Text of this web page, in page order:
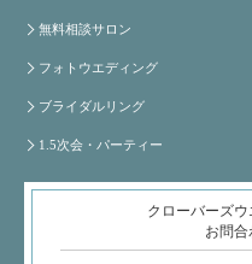
無料相談サロン
フォトウエディング
ブライダルリング
1.5次会・パーティー
クローバーズ
お問合